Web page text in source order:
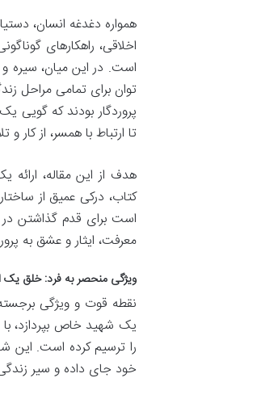
همواره دغدغه انسان،
اخلاقی، راهکارهای
است. در این میان، سیره و
توان برای تمامی مراحل
پروردگار بودند که گویی
تا ارتباط با همسر، از کار
هدف از این مقاله، ارائه
کتاب، درکی عمیق از
است برای قدم گذاشتن در
معرفت، ایثار و عشق به
ویژگی منحصر به فرد: خلق یک
نقطه قوت و ویژگی
یک شهید خاص بپردازد،
را ترسیم کرده است. این
خود جای داده و سیر